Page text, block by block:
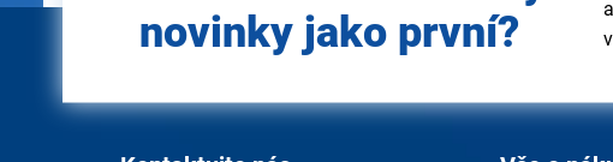
novinky jako první?